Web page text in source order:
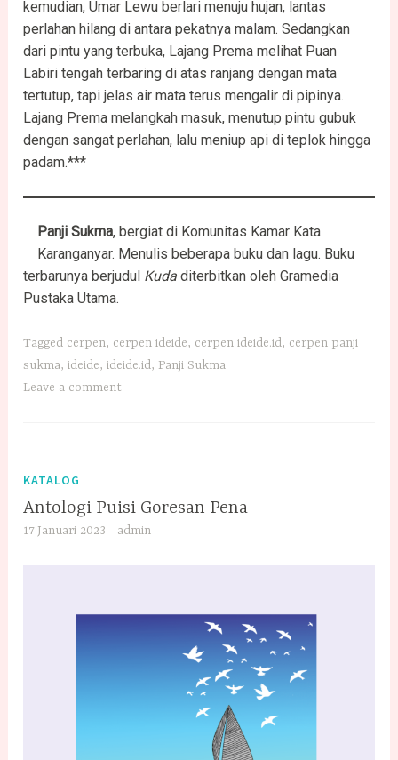
kemudian, Umar Lewu berlari menuju hujan, lantas
perlahan hilang di antara pekatnya malam. Sedangkan
dari pintu yang terbuka, Lajang Prema melihat Puan
Labiri tengah terbaring di atas ranjang dengan mata
tertutup, tapi jelas air mata terus mengalir di pipinya.
Lajang Prema melangkah masuk, menutup pintu gubuk
dengan sangat perlahan, lalu meniup api di teplok hingga
padam.***
Panji Sukma, bergiat di Komunitas Kamar Kata
Karanganyar. Menulis beberapa buku dan lagu. Buku
terbarunya berjudul Kuda diterbitkan oleh Gramedia
Pustaka Utama.
Tagged cerpen, cerpen ideide, cerpen ideide.id, cerpen panji
sukma,ideide,ideide.id, Panji Sukma
Leave a comment
KATALOG
Antologi Puisi Goresan Pena
17 Januari 2023 admin